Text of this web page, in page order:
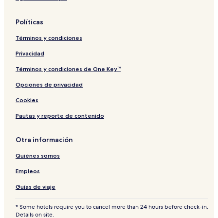
N
Políticas
Términos y condiciones
Privacidad
Términos y condiciones de One Key™
Opciones de privacidad
Cookies
Pautas y reporte de contenido
Otra información
Quiénes somos
Empleos
Guías de viaje
* Some hotels require you to cancel more than 24 hours before check-in.
Details on site.